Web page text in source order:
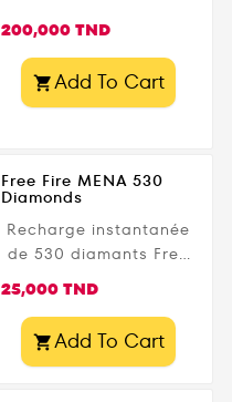
Prix
200,000 TND
Add To Cart
Free Fire MENA 530
Diamonds
Recharge instantanée
de 530 diamants Free
sur Gamezone.tn.
Produit 100 % original,
livraison rapide en
Prix
25,000 TND
Add To Cart